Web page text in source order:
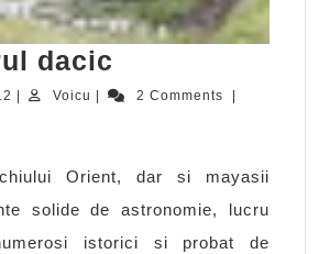
dacic
dacic
OctoberVoicu Voicu 2 Comments
Orient, dar si mayasii
solide de astronomie, lucru
istorici si probat de